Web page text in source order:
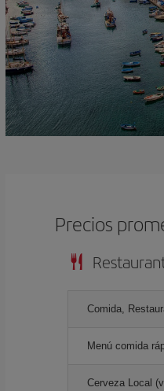
Precios
Comida,
Menú comida
Cerveza Local